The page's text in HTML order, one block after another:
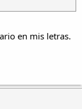
en mis letras.